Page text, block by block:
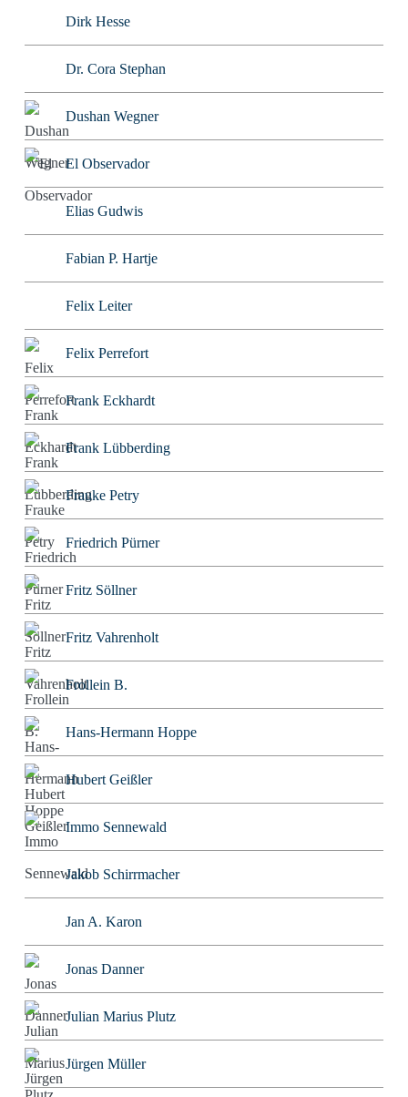
Dirk Hesse
Dr. Cora Stephan
Dushan Wegner
El Observador
Elias Gudwis
Fabian P. Hartje
Felix Leiter
Felix Perrefort
Frank Eckhardt
Frank Lübberding
Frauke Petry
Friedrich Pürner
Fritz Söllner
Fritz Vahrenholt
Frollein B.
Hans-Hermann Hoppe
Hubert Geißler
Immo Sennewald
Jakob Schirrmacher
Jan A. Karon
Jonas Danner
Julian Marius Plutz
Jürgen Müller